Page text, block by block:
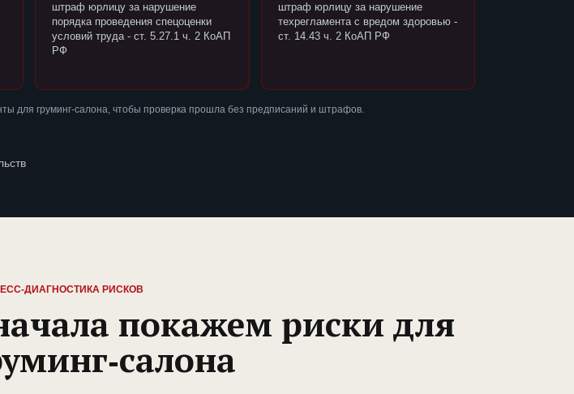
штраф юрлицу за нарушение
порядка проведения спецоценки
условий труда - ст. 5.27.1 ч. 2 КоАП
РФ
штраф юрлицу за нарушение
техрегламента с вредом здоровью -
ст. 14.43 ч. 2 КоАП РФ
для груминг-салона, чтобы проверка прошла без предписаний и штрафов.
ДИАГНОСТИКА РИСКОВ
покажем риски для
салона